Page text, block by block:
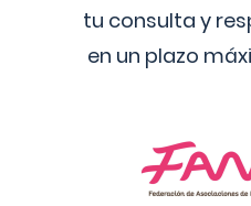
tu consulta y
en un plazo